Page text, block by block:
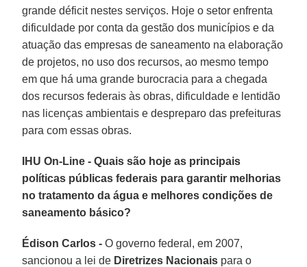
grande déficit nestes serviços. Hoje o setor enfrenta
dificuldade por conta da gestão dos municípios e da
atuação das empresas de saneamento na elaboração
de projetos, no uso dos recursos, ao mesmo tempo
em que há uma grande burocracia para a chegada
dos recursos federais às obras, dificuldade e lentidão
nas licenças ambientais e despreparo das prefeituras
para com essas obras.
IHU On-Line - Quais são hoje as principais
políticas públicas federais para garantir melhorias
no tratamento da água e melhores condições de
saneamento básico?
Édison Carlos - O governo federal, em 2007,
sancionou a lei de Diretrizes Nacionais para o